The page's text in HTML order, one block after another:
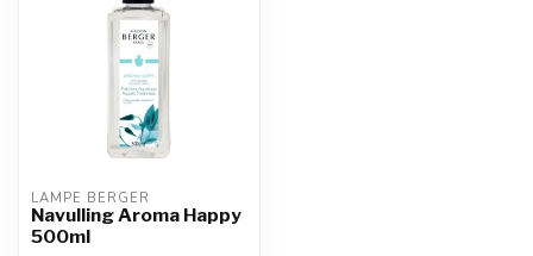
LAMPE BERGER
Navulling Aroma Happy
500ml